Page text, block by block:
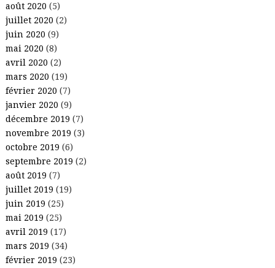
août 2020 (5)
juillet 2020 (2)
juin 2020 (9)
mai 2020 (8)
avril 2020 (2)
mars 2020 (19)
février 2020 (7)
janvier 2020 (9)
décembre 2019 (7)
novembre 2019 (3)
octobre 2019 (6)
septembre 2019 (2)
août 2019 (7)
juillet 2019 (19)
juin 2019 (25)
mai 2019 (25)
avril 2019 (17)
mars 2019 (34)
février 2019 (23)